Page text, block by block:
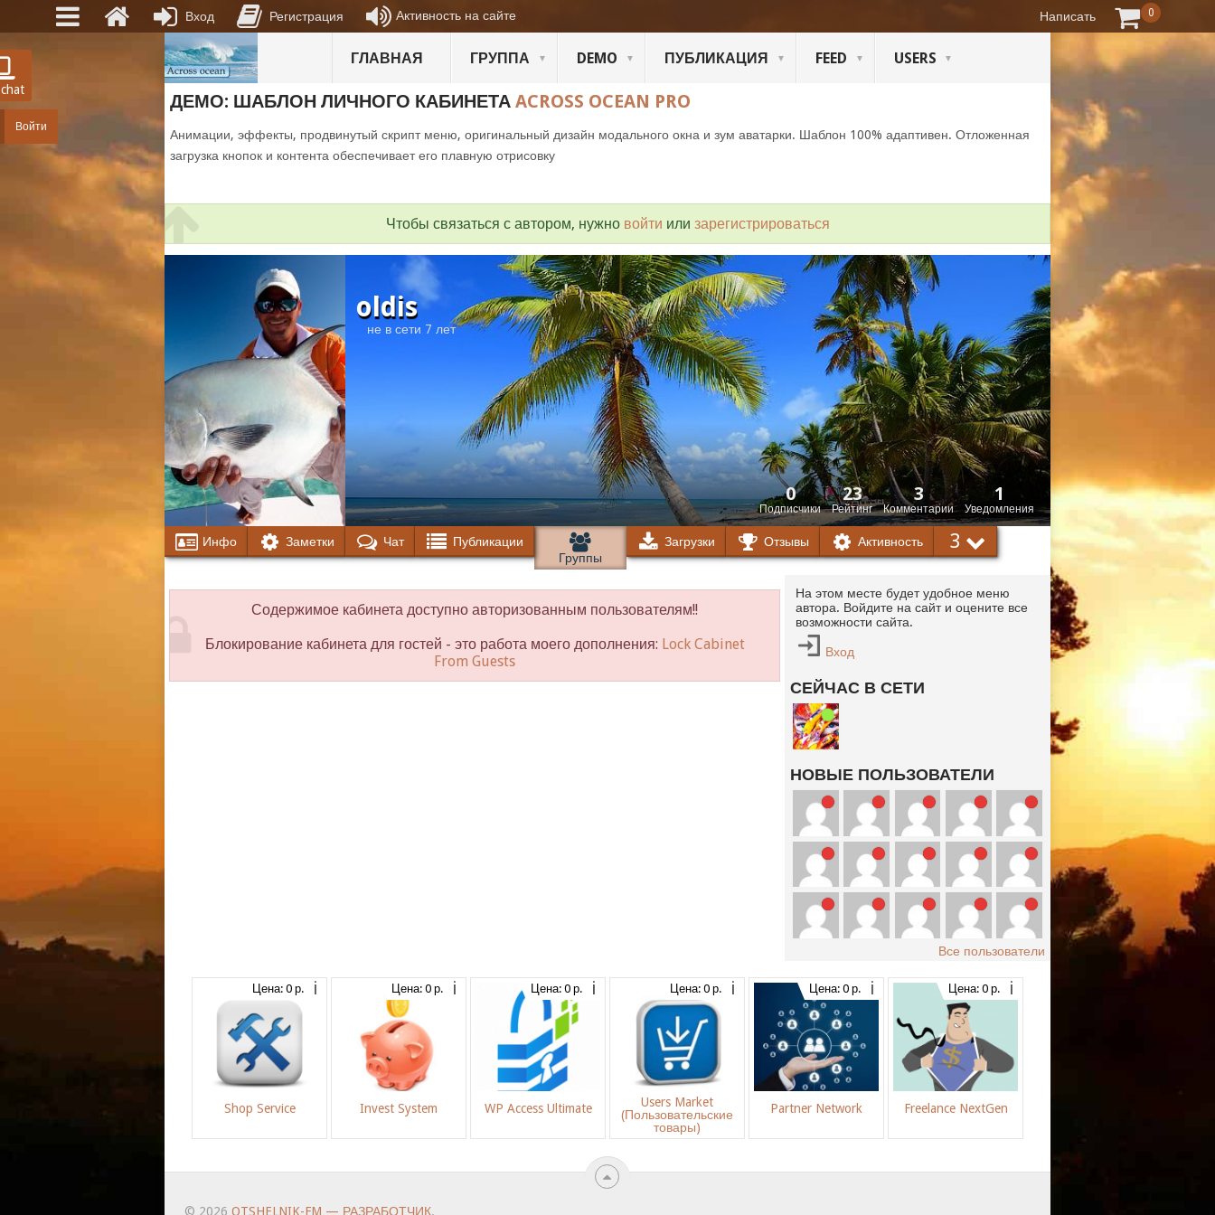
Войти
ГЛАВНАЯ ГРУППА DEMO ПУБЛИКАЦИЯ FEED USERS
ДЕМО: ШАБЛОН ЛИЧНОГО КАБИНЕТА ACROSS OCEAN PRO
Анимации, эффекты, продвинутый скрипт меню, оригинальный дизайн модального окна и зум аватарки. Шаблон 100% адаптивен. Отложенная
загрузка кнопок и контента обеспечивает его плавную отрисовку
Чтобы связаться с автором, нужно войти или зарегистрироваться
oldis
не в сети 7 лет
Подписчики
0
Рейтинг
23
Комментарии
3
Уведомления
1
Инфо Заметки Чат
Публикации
Группы
Загрузки Отзывы Активность 3
Содержимое кабинета доступно авторизованным пользователям!!
Блокирование кабинета для гостей - это работа моего дополнения: Lock Cabinet
From Guests
На этом месте будет удобное меню
автора. Войдите на сайт и оцените все
возможности сайта.
Вход
СЕЙЧАС В СЕТИ
НОВЫЕ ПОЛЬЗОВАТЕЛИ
Все пользователи
Цена: 0 р.
Shop Service
Цена: 0 р.
Invest System
Цена: 0 р.
WP Access Ultimate
Цена: 0 р.
Users Market
(Пользовательские
товары)
Цена: 0 р.
Partner Network
Цена: 0 р.
Freelance NextGen
© 2026 OTSHELNIK-FM — РАЗРАБОТЧИК.
Вход Регистрация Активность на сайте Написать 0